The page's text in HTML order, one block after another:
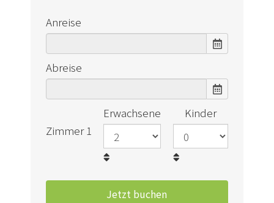
Anreise
Abreise
Zimmer 1
Erwachsene Kinder